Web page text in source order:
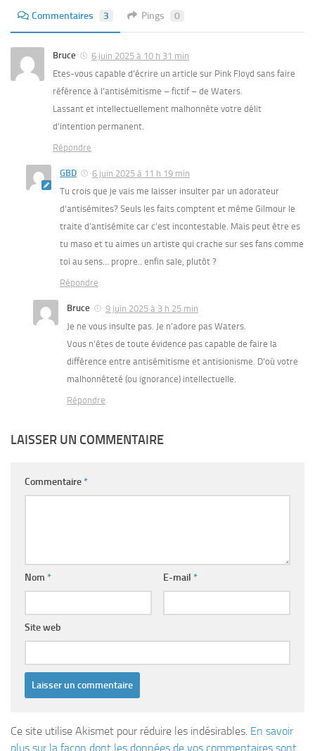
Commentaires 3 Pings 0
Bruce
6 juin 2025 à 10 h 31 min
Etes-vous capable d’écrire un article sur Pink Floyd sans faire
référence à l’antisémitisme – fictif – de Waters.
Lassant et intellectuellement malhonnête votre délit
d’intention permanent.
Répondre
GBD
6 juin 2025 à 11 h 19 min
Tu crois que je vais me laisser insulter par un adorateur
d’antisémites? Seuls les faits comptent et même Gilmour le
traite d’antisémite car c’est incontestable. Mais peut être es
tu maso et tu aimes un artiste qui crache sur ses fans comme
toi au sens… propre.. enfin sale, plutôt ?
Répondre
Bruce
9 juin 2025 à 3 h 25 min
Je ne vous insulte pas. Je n’adore pas Waters.
Vous n’êtes de toute évidence pas capable de faire la
différence entre antisémitisme et antisionisme. D’où votre
malhonnêteté (ou ignorance) intellectuelle.
Répondre
LAISSER UN COMMENTAIRE
Commentaire*
Nom * E-mail *
Site web
Ce site utilise Akismet pour réduire les indésirables. En savoir
plus sur la façon dont les données de vos commentaires sont